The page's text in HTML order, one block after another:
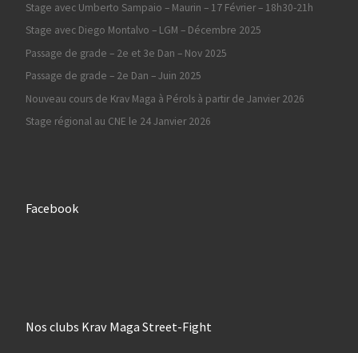
Stage avec Umberto Sampaio – Maurin – 17 Février – 18h30-21h
Stage avec Diego Montalvo – LGM – Décembre 2025
Passage de grade – 2e et 3e Dan – Nov 2025
Passage de grade – 2e Dan – Juin 2025
Nouveau cours de Krav Maga à Pérols à partir de Janvier 2026
Stage régional au CNE le 24 Janvier 2026
Facebook
Nos clubs Krav Maga Street-Fight